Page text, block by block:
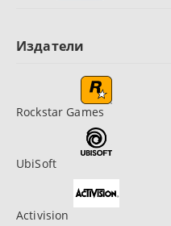
Издатели
Rockstar Games
UbiSoft
Activision